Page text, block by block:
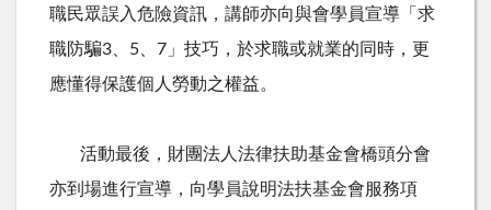
職民眾誤入危險資訊，講師亦向與會學員宣導「求
職防騙3、 5、 7 」技巧，於求職或就業的同時，更
應懂得保護個人勞動之權益。
活動最後，財團法人法律扶助基金會橋頭分會
亦到場進行宣導，向學員說明法扶基金會服務項